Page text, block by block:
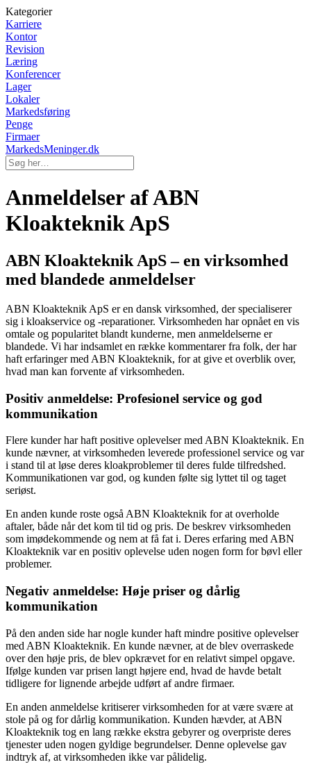
Kategorier
Karriere
Kontor
Revision
Læring
Konferencer
Lager
Lokaler
Markedsføring
Penge
Firmaer
MarkedsMeninger.dk
Anmeldelser af ABN
Kloakteknik ApS
ABN Kloakteknik ApS – en virksomhed
med blandede anmeldelser
ABN Kloakteknik ApS er en dansk virksomhed, der specialiserer
sig i kloakservice og -reparationer. Virksomheden har opnået en vis
omtale og popularitet blandt kunderne, men anmeldelserne er
blandede. Vi har indsamlet en række kommentarer fra folk, der har
haft erfaringer med ABN Kloakteknik, for at give et overblik over,
hvad man kan forvente af virksomheden.
Positiv anmeldelse: Profesionel service og god
kommunikation
Flere kunder har haft positive oplevelser med ABN Kloakteknik. En
kunde nævner, at virksomheden leverede professionel service og var
i stand til at løse deres kloakproblemer til deres fulde tilfredshed.
Kommunikationen var god, og kunden følte sig lyttet til og taget
seriøst.
En anden kunde roste også ABN Kloakteknik for at overholde
aftaler, både når det kom til tid og pris. De beskrev virksomheden
som imødekommende og nem at få fat i. Deres erfaring med ABN
Kloakteknik var en positiv oplevelse uden nogen form for bøvl eller
problemer.
Negativ anmeldelse: Høje priser og dårlig
kommunikation
På den anden side har nogle kunder haft mindre positive oplevelser
med ABN Kloakteknik. En kunde nævner, at de blev overraskede
over den høje pris, de blev opkrævet for en relativt simpel opgave.
Ifølge kunden var prisen langt højere end, hvad de havde betalt
tidligere for lignende arbejde udført af andre firmaer.
En anden anmeldelse kritiserer virksomheden for at være svære at
stole på og for dårlig kommunikation. Kunden hævder, at ABN
Kloakteknik tog en lang række ekstra gebyrer og overpriste deres
tjenester uden nogen gyldige begrundelser. Denne oplevelse gav
indtryk af, at virksomheden ikke var pålidelig.